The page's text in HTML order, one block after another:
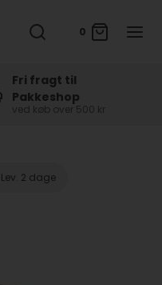
0
Fri fragt til
Pakkeshop
ved køb over 500 kr
Lev. 2 dage